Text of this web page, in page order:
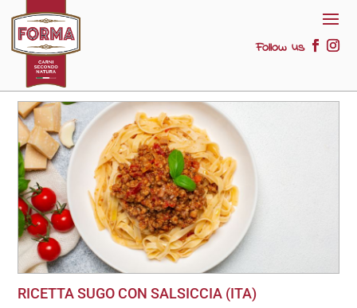
Follow us
RICETTA SUGO CON SALSICCIA (ITA)